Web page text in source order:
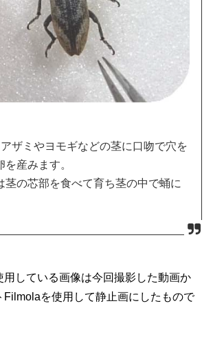
ザミやヨモギなどの茎に口吻で穴を
産みます。
茎の芯部を食べて育ち茎の中で蛹に
用している画像は今回撮影した動画か
Filmolaを使用して静止画にしたもので